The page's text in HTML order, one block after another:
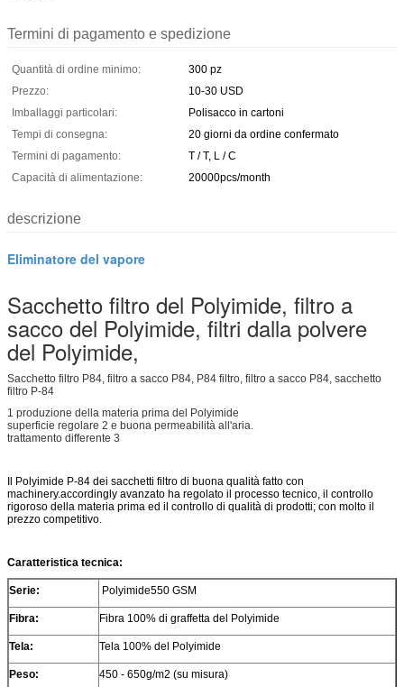
Termini di pagamento e spedizione
Quantità di ordine minimo:
300 pz
Prezzo:
10-30 USD
Imballaggi particolari:
Polisacco in cartoni
Tempi di consegna:
20 giorni da ordine confermato
Termini di pagamento:
T / T, L / C
Capacità di alimentazione:
20000pcs/month
descrizione
Eliminatore del vapore
Sacchetto filtro del Polyimide, filtro a
sacco del Polyimide, filtri dalla polvere
del Polyimide,
Sacchetto filtro P84, filtro a sacco P84, P84 filtro, filtro a sacco P84, sacchetto
filtro P-84
1 produzione della materia prima del Polyimide
superficie regolare 2 e buona permeabilità all'aria.
trattamento differente 3
Il Polyimide P-84 dei sacchetti filtro di buona qualità fatto con
machinery.accordingly avanzato ha regolato il processo tecnico, il controllo
rigoroso della materia prima ed il controllo di qualità di prodotti; con molto il
prezzo competitivo.
Caratteristica tecnica:
Serie: Polyimide550 GSM
Fibra: Fibra 100% di graffetta del Polyimide
Tela: Tela 100% del Polyimide
Peso: 450 - 650g/m2 (su misura)